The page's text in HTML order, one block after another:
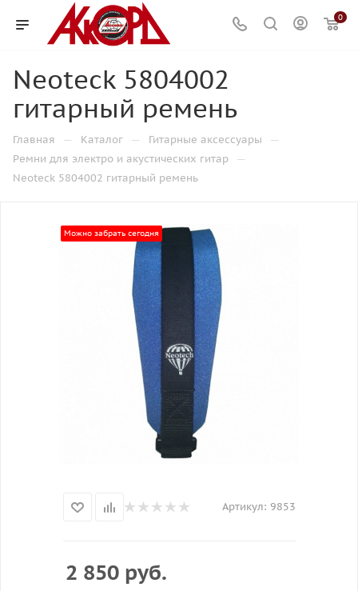
0
Neoteck 5804002
гитарный ремень
Главная — Каталог — Гитарные аксессуары —
Ремни для электро и акустических гитар —
Neoteck 5804002 гитарный ремень
Можно забрать сегодня
Артикул: 9853
2 850руб.